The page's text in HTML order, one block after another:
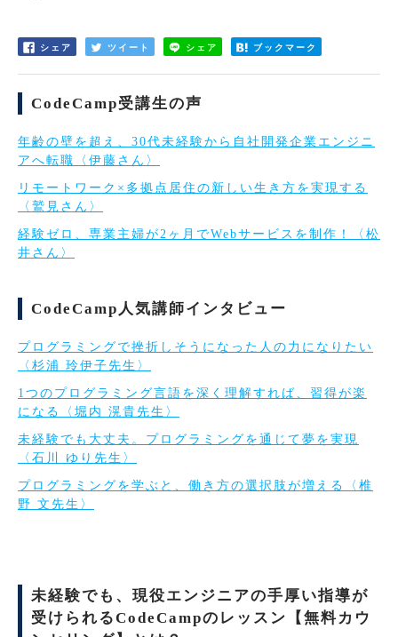
シェア ツイート シェア ブックマーク
CodeCamp受講生の声
年齢の壁を超え、30代未経験から自社開発企業エンジニ
アへ転職〈伊藤さん〉
リモートワーク×多拠点居住の新しい生き方を実現する
〈鷲見さん〉
経験ゼロ、専業主婦が2ヶ月でWebサービスを制作！〈松
井さん〉
CodeCamp人気講師インタビュー
プログラミングで挫折しそうになった人の力になりたい
〈杉浦 玲伊子先生〉
1つのプログラミング言語を深く理解すれば、習得が楽
になる〈堀内 滉貴先生〉
未経験でも大丈夫。プログラミングを通じて夢を実現
〈石川 ゆり先生〉
プログラミングを学ぶと、働き方の選択肢が増える〈椎
野 文先生〉
未経験でも、現役エンジニアの手厚い指導が
受けられるCodeCampのレッスン【無料カウ